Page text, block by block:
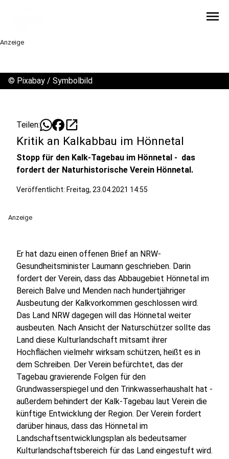
menu
Anzeige
© Pixabay / Symbolbild
Teilen: open_in_new
Kritik an Kalkabbau im Hönnetal
Stopp für den Kalk-Tagebau im Hönnetal - das
fordert der Naturhistorische Verein Hönnetal.
Veröffentlicht: Freitag, 23.04.2021 14:55
Anzeige
Er hat dazu einen offenen Brief an NRW-
Gesundheitsminister Laumann geschrieben. Darin
fordert der Verein, dass das Abbaugebiet Hönnetal im
Bereich Balve und Menden nach hundertjähriger
Ausbeutung der Kalkvorkommen geschlossen wird.
Das Land NRW dagegen will das Hönnetal weiter
ausbeuten. Nach Ansicht der Naturschützer sollte das
Land diese Kulturlandschaft mitsamt ihrer
Hochflächen vielmehr wirksam schützen, heißt es in
dem Schreiben. Der Verein befürchtet, das der
Tagebau gravierende Folgen für den
Grundwasserspiegel und den Trinkwasserhaushalt hat -
außerdem behindert der Kalk-Tagebau laut Verein die
künftige Entwicklung der Region. Der Verein fordert
darüber hinaus, dass das Hönnetal im
Landschaftsentwicklungsplan als bedeutsamer
Kulturlandschaftsbereich für das Land eingestuft wird.